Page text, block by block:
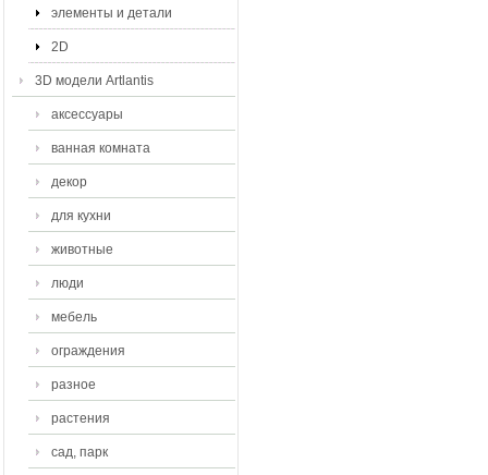
элементы и детали
2D
3D модели Artlantis
аксессуары
ванная комната
декор
для кухни
животные
люди
мебель
ограждения
разное
растения
сад, парк